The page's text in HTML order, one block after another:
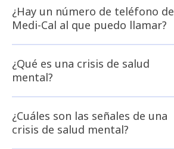
¿Hay un número de teléfono de
Medi-Cal al que puedo llamar?
¿Qué es una crisis de salud
mental?
¿Cuáles son las señales de una
crisis de salud mental?